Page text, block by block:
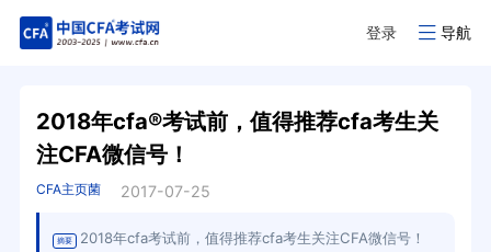
登录 导航
2018年cfa®考试前，值得推荐cfa考生关
注CFA微信号！
CFA主页菌 2017-07-25
摘要
2018年cfa考试前，值得推荐cfa考生关注CFA微信号！